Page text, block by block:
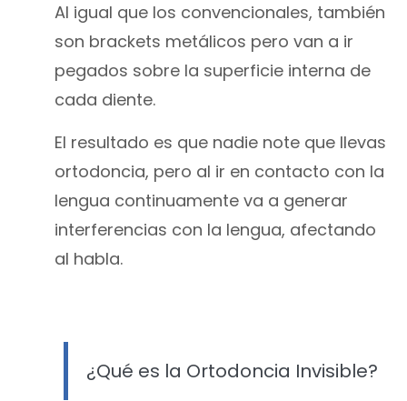
Al igual que los convencionales, también
son brackets metálicos pero van a ir
pegados sobre la superficie interna de
cada diente.
El resultado es que nadie note que llevas
ortodoncia, pero al ir en contacto con la
lengua continuamente va a generar
interferencias con la lengua, afectando
al habla.
¿Qué es la Ortodoncia Invisible?